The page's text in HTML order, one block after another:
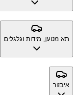
תא מטען, מידות וגלגלים
איבזור